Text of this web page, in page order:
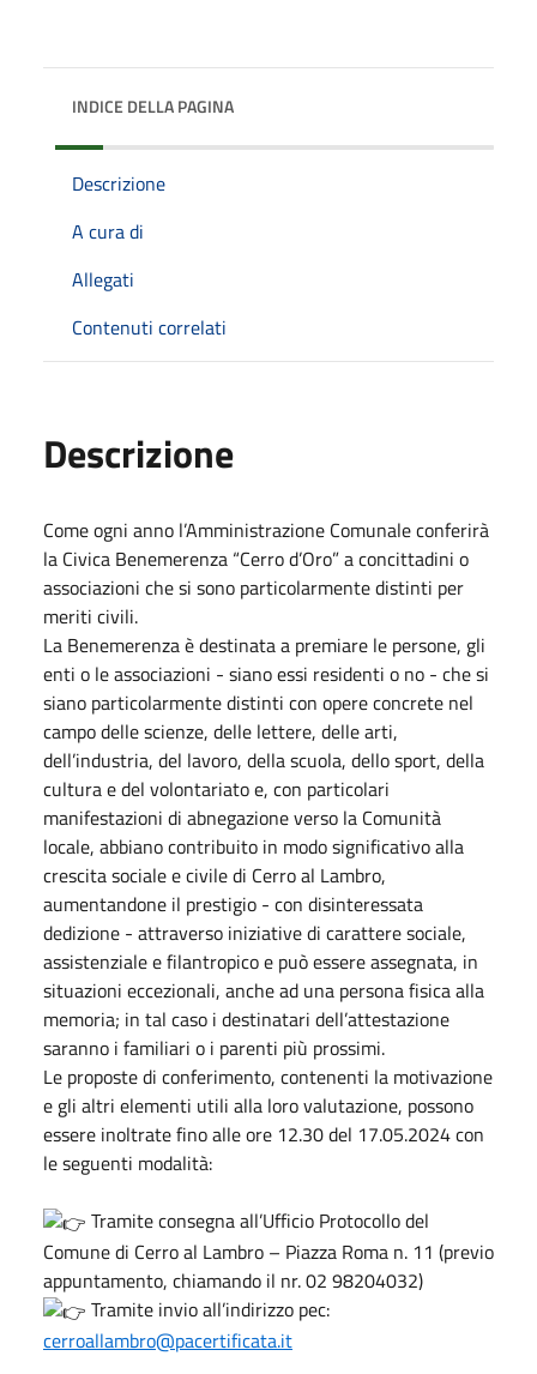
INDICE DELLA PAGINA
Descrizione
A cura di
Allegati
Contenuti correlati
Descrizione
Come ogni anno l’Amministrazione Comunale conferirà
la Civica Benemerenza “Cerro d’Oro” a concittadini o
associazioni che si sono particolarmente distinti per
meriti civili.
La Benemerenza è destinata a premiare le persone, gli
enti o le associazioni - siano essi residenti o no - che si
siano particolarmente distinti con opere concrete nel
campo delle scienze, delle lettere, delle arti,
dell’industria, del lavoro, della scuola, dello sport, della
cultura e del volontariato e, con particolari
manifestazioni di abnegazione verso la Comunità
locale, abbiano contribuito in modo significativo alla
crescita sociale e civile di Cerro al Lambro,
aumentandone il prestigio - con disinteressata
dedizione - attraverso iniziative di carattere sociale,
assistenziale e filantropico e può essere assegnata, in
situazioni eccezionali, anche ad una persona fisica alla
memoria; in tal caso i destinatari dell’attestazione
saranno i familiari o i parenti più prossimi.
Le proposte di conferimento, contenenti la motivazione
e gli altri elementi utili alla loro valutazione, possono
essere inoltrate fino alle ore 12.30 del 17.05.2024 con
le seguenti modalità:
Tramite consegna all’Ufficio Protocollo del
Comune di Cerro al Lambro – Piazza Roma n. 11 (previo
appuntamento, chiamando il nr. 02 98204032)
Tramite invio all’indirizzo pec:
cerroallambro@pacertificata.it